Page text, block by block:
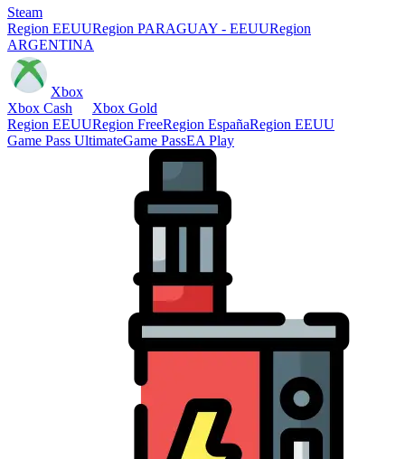
Steam
Region EEUURegion PARAGUAY - EEUURegion
ARGENTINA
Xbox
Xbox Cash
Region EEUU
Xbox Gold
Region FreeRegion EspañaRegion EEUU
Game Pass UltimateGame PassEA Play